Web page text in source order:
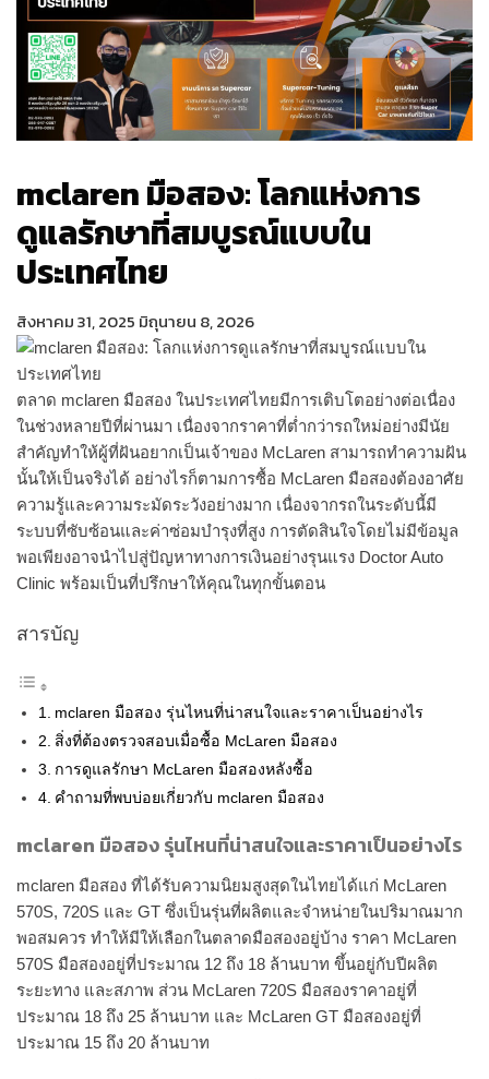
mclaren มือสอง: โลกแห่งการ
ดูแลรักษาที่สมบูรณ์แบบใน
ประเทศไทย
สิงหาคม 31, 2025 มิถุนายน 8, 2026
ตลาด mclaren มือสอง ในประเทศไทยมีการเติบโตอย่างต่อเนื่อง
ในช่วงหลายปีที่ผ่านมา เนื่องจากราคาที่ต่ำกว่ารถใหม่อย่างมีนัย
สำคัญทำให้ผู้ที่ฝันอยากเป็นเจ้าของ McLaren สามารถทำความฝัน
นั้นให้เป็นจริงได้ อย่างไรก็ตามการซื้อ McLaren มือสองต้องอาศัย
ความรู้และความระมัดระวังอย่างมาก เนื่องจากรถในระดับนี้มี
ระบบที่ซับซ้อนและค่าซ่อมบำรุงที่สูง การตัดสินใจโดยไม่มีข้อมูล
พอเพียงอาจนำไปสู่ปัญหาทางการเงินอย่างรุนแรง Doctor Auto
Clinic พร้อมเป็นที่ปรึกษาให้คุณในทุกขั้นตอน
สารบัญ
mclaren มือสอง รุ่นไหนที่น่าสนใจและราคาเป็นอย่างไร
สิ่งที่ต้องตรวจสอบเมื่อซื้อ McLaren มือสอง
การดูแลรักษา McLaren มือสองหลังซื้อ
คำถามที่พบบ่อยเกี่ยวกับ mclaren มือสอง
mclaren มือสอง รุ่นไหนที่น่าสนใจและราคาเป็นอย่างไร
mclaren มือสอง ที่ได้รับความนิยมสูงสุดในไทยได้แก่ McLaren
570S, 720S และ GT ซึ่งเป็นรุ่นที่ผลิตและจำหน่ายในปริมาณมาก
พอสมควร ทำให้มีให้เลือกในตลาดมือสองอยู่บ้าง ราคา McLaren
570S มือสองอยู่ที่ประมาณ 12 ถึง 18 ล้านบาท ขึ้นอยู่กับปีผลิต
ระยะทาง และสภาพ ส่วน McLaren 720S มือสองราคาอยู่ที่
ประมาณ 18 ถึง 25 ล้านบาท และ McLaren GT มือสองอยู่ที่
ประมาณ 15 ถึง 20 ล้านบาท